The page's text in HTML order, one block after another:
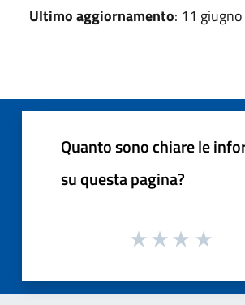
Ultimo aggiornamento: 11
Quanto sono chiare le
su questa pagina?